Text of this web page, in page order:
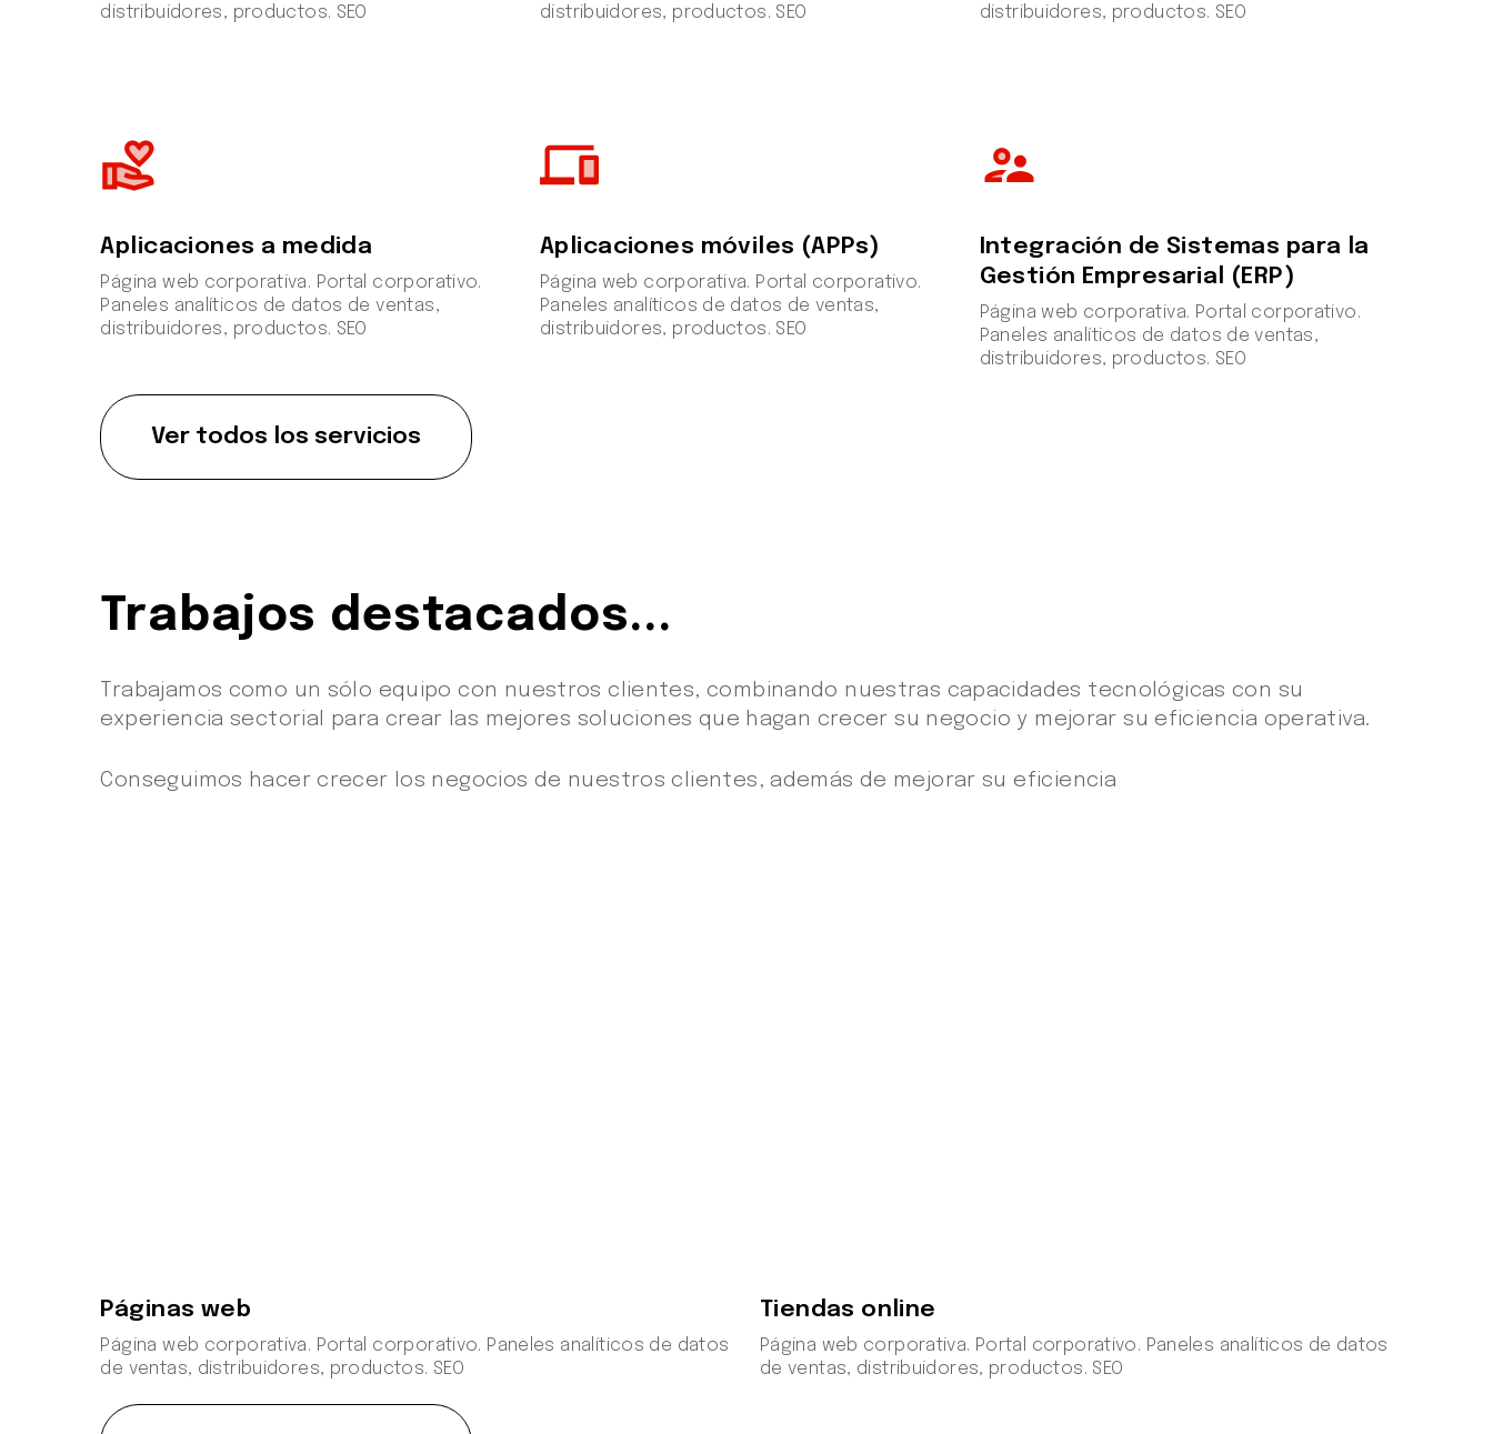
distribuidores, productos. SEO
volunteer_activism
Aplicaciones a medida
Página web corporativa. Portal corporativo.
Paneles analíticos de datos de ventas,
distribuidores, productos. SEO
distribuidores, productos. SEO
devices
Aplicaciones móviles (APPs)
Página web corporativa. Portal corporativo.
Paneles analíticos de datos de ventas,
distribuidores, productos. SEO
distribuidores, productos. SEO
supervisor_account
Integración de Sistemas para la
Gestión Empresarial (ERP)
Página web corporativa. Portal corporativo.
Paneles analíticos de datos de ventas,
distribuidores, productos. SEO
Ver todos los servicios
Trabajos destacados...
Trabajamos como un sólo equipo con nuestros clientes, combinando nuestras capacidades tecnológicas con su
experiencia sectorial para crear las mejores soluciones que hagan crecer su negocio y mejorar su eficiencia operativa.
Conseguimos hacer crecer los negocios de nuestros clientes, además de mejorar su eficiencia
Páginas web
Página web corporativa. Portal corporativo. Paneles analíticos de datos
de ventas, distribuidores, productos. SEO
Tiendas online
Página web corporativa. Portal corporativo. Paneles analíticos de datos
de ventas, distribuidores, productos. SEO